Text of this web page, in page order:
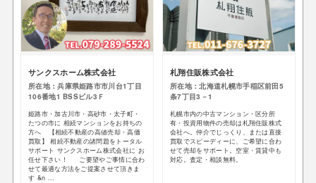
サンクスホーム株式会社
所在地：兵庫県姫路市市川台1丁目
106番地1 BSSビル3Ｆ
姫路市・加古川市・高砂市・太子町・
たつの市に 相続マンションをお持ちの
方へ 【相続不動産の高値売却・高価
買取】 相続不動産の諸問題をトータル
サポート サンクスホーム株式会社に お
任せ下さい！ ご要望やご事情に合わ
せて最適な方法をご提案させて頂きま
す &n ...
札翔住販株式会社
所在地：北海道札幌市手稲区前田5
条7丁目3－1
札幌市内の中古マンション・区分所
有・投資用物件の売却は札翔住販株式
会社へ。仲介でじっくり、または直接
買取でスピーディーに、ご希望に合わ
せて売却をサポート。空室・賃貸中も
対応。査定・相談無料。